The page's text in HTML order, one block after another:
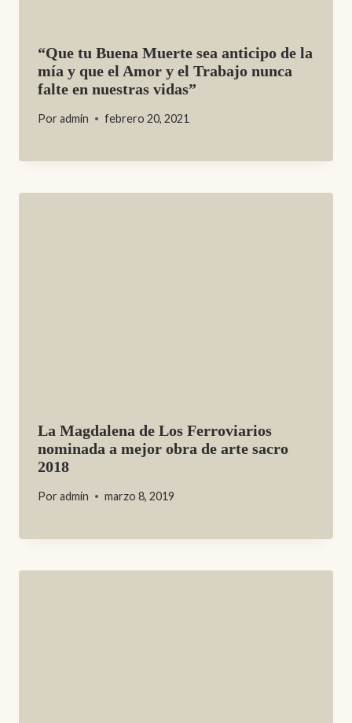
“Que tu Buena Muerte sea anticipo de la
mía y que el Amor y el Trabajo nunca
falte en nuestras vidas”
Por admin febrero 20, 2021
La Magdalena de Los Ferroviarios
nominada a mejor obra de arte sacro
2018
Por admin marzo 8, 2019